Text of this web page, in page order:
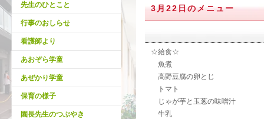
先生のひとこと
行事のおしらせ
看護師より
あおぞら学童
あぜかり学童
保育の様子
園長先生のつぶやき
3月22日のメニュー
☆給食☆
魚煮
高野豆腐の卵とじ
トマト
じゃが芋と玉葱の味噌汁
牛乳